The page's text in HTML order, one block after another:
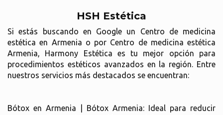
HSH Estética
Si estás buscando en Google un Centro de medicina
estética en Armenia o por Centro de medicina estética
Armenia, Harmony Estética es tu mejor opción para
procedimientos estéticos avanzados en la región. Entre
nuestros servicios más destacados se encuentran:
Bótox en Armenia | Bótox Armenia: Ideal para reducir